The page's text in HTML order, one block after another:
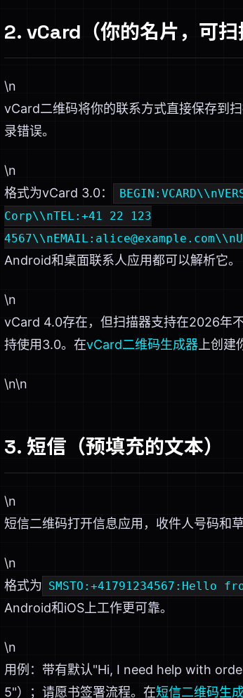
2. vCard（你的名片，可扫
\n
vCard二维码将你的联系方式直接保存到
录错误。
\n
格式为vCard 3.0：
Corp\\nTEL:+41 22 123
Android和桌面联系人应用都可以解析它。
\n
vCard 4.0存在，但扫描器支持在2026年
持使用3.0。在vCard二维码生成器 上创建
\n\n
3. 短信（预填充的文本）
\n
短信二维码打开信息应用，收件人号码和
\n
格式为 SMSTO:+41791234567:Hello
Android和iOS上工作更可靠。
\n
用例：带有默认"Hi, I need help with
5"）；请愿书签署流程。在短信二维码生